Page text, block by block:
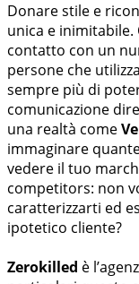
Donare stile e
unica e
contatto con un
persone che
sempre più di
comunicazione
una realtà come
immaginare
vedere il tuo
competitors: non
caratterizzarti ed
ipotetico cliente?
Zerokilled è